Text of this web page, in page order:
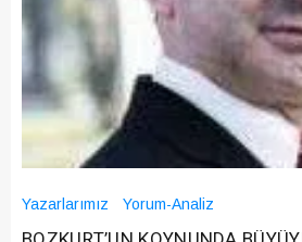
Yazarlarımız Yorum-Analiz